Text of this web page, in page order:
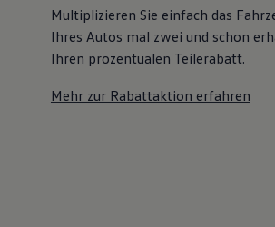
Multiplizieren Sie einfach das
Ihres Autos mal zwei und schon
Ihren prozentualen Teilerabatt.
Mehr zur Rabattaktion erfahren